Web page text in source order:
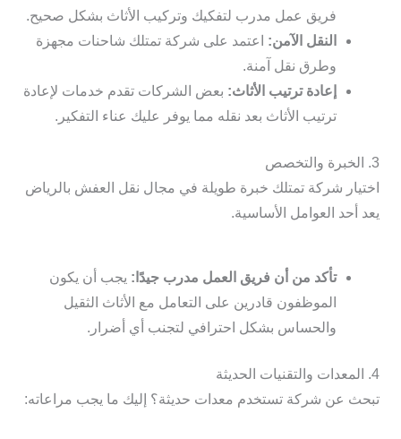
فريق عمل مدرب لتفكيك وتركيب الأثاث بشكل صحيح.
النقل الآمن: اعتمد على شركة تمتلك شاحنات مجهزة
وطرق نقل آمنة.
إعادة ترتيب الأثاث: بعض الشركات تقدم خدمات لإعادة
ترتيب الأثاث بعد نقله مما يوفر عليك عناء التفكير.
3. الخبرة والتخصص
اختيار شركة تمتلك خبرة طويلة في مجال نقل العفش بالرياض
يعد أحد العوامل الأساسية.
تأكد من أن فريق العمل مدرب جيدًا: يجب أن يكون
الموظفون قادرين على التعامل مع الأثاث الثقيل
والحساس بشكل احترافي لتجنب أي أضرار.
4. المعدات والتقنيات الحديثة
تبحث عن شركة تستخدم معدات حديثة؟ إليك ما يجب مراعاته: